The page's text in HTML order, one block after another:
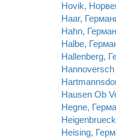
Hovik,
Haar,
Hahn,
Halbe,
Hallenberg,
Hausen Ob
Hegne,
Heising,